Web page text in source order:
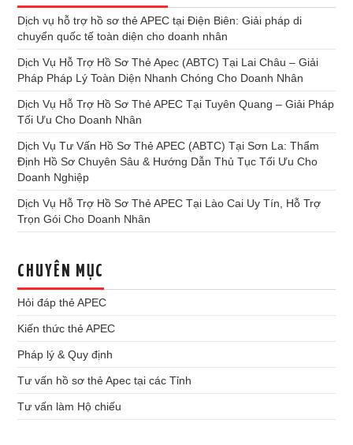
Dịch vụ hỗ trợ hồ sơ thẻ APEC tại Điện Biên: Giải pháp di
chuyển quốc tế toàn diện cho doanh nhân
Dịch Vụ Hỗ Trợ Hồ Sơ Thẻ Apec (ABTC) Tại Lai Châu – Giải
Pháp Pháp Lý Toàn Diện Nhanh Chóng Cho Doanh Nhân
Dịch Vụ Hỗ Trợ Hồ Sơ Thẻ APEC Tại Tuyên Quang – Giải Pháp
Tối Ưu Cho Doanh Nhân
Dịch Vụ Tư Vấn Hồ Sơ Thẻ APEC (ABTC) Tại Sơn La: Thẩm
Định Hồ Sơ Chuyên Sâu & Hướng Dẫn Thủ Tục Tối Ưu Cho
Doanh Nghiệp
Dịch Vụ Hỗ Trợ Hồ Sơ Thẻ APEC Tại Lào Cai Uy Tín, Hỗ Trợ
Trọn Gói Cho Doanh Nhân
CHUYÊN MỤC
Hỏi đáp thẻ APEC
Kiến thức thẻ APEC
Pháp lý & Quy định
Tư vấn hồ sơ thẻ Apec tại các Tỉnh
Tư vấn làm Hộ chiếu